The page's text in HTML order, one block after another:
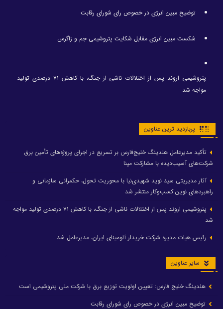
توضیح مبین انرژی در خصوص رای شورای رقابت
شکست مبین انرژی مقابل شکایت پتروشیمی جم و زاگرس
پتروشیمی اروند پس از اختلالات ناشی از جنگ، با کاهش ۷۱ درصدی تولید
مواجه شد
پربازدید ترین عناوین
تأکید مدیرعامل هلدینگ خلیج‌فارس بر تسریع در اجرای پروژه‌های تأمین برق
شرکت‌های آسیب‌دیده با مشارکت مپنا
آثار مدیریتی سید نوید شهیدی‌نیا با محوریت تحول، حکمرانی سازمانی و
راهبردهای نوین کسب‌وکار منتشر شد
پتروشیمی اروند پس از اختلالات ناشی از جنگ، با کاهش ۷۱ درصدی تولید مواجه
شد
رئیس هیات مدیره شرکت خریدار آلومینای ایران، مدیرعامل شد
سایر عناوین
هلدینگ خلیج فارس: تعیین اولویت توزیع برق با شرکت ملی پتروشیمی است
توضیح مبین انرژی در خصوص رای شورای رقابت